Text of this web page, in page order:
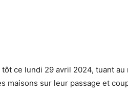
tôt ce lundi 29 avril 2024, tuant
maisons sur leur passage et